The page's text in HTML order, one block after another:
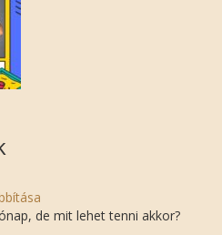
de mit lehet tenni akkor?